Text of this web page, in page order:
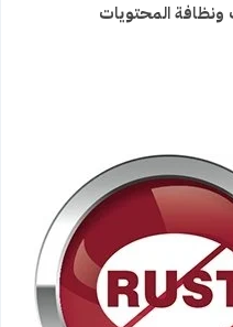
ونظافة المحتويات